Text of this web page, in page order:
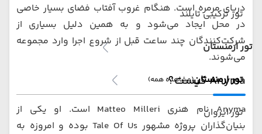
تور ترکیبی تایلند
تور ارمنستان
تور ارمنستان(مشاهده همه)
تور ایروان
دریای مرمره است. هنگام غروب آفتاب فضای بسیار خاصی
در محل ایجاد می‌شود و به همین دلیل بسیاری از
شرکت‌کنندگان چند ساعت قبل از شروع اجرا وارد مجموعه
می‌شوند.
Anyma کیست؟
Anyma نام هنری Matteo Milleri است. او یکی از
بنیان‌گذاران پروژه مشهور Tale Of Us بوده و امروزه به